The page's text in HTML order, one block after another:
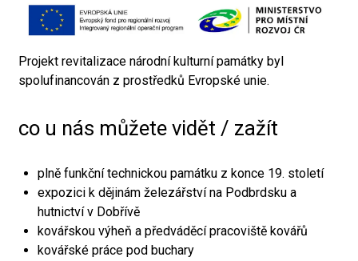
Projekt revitalizace národní kulturní památky byl
spolufinancován z prostředků Evropské unie.
co u nás můžete vidět / zažít
plně funkční technickou památku z konce 19. století
expozici k dějinám železářství na Podbrdsku a
hutnictví v Dobřívě
kovářskou výheň a předváděcí pracoviště kovářů
kovářské práce pod buchary